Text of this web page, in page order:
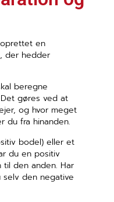
en
der hedder
beregne
gøres ved at
og hvor meget
fra hinanden.
bodel) eller et
du en positiv
til den anden. Har
den negative